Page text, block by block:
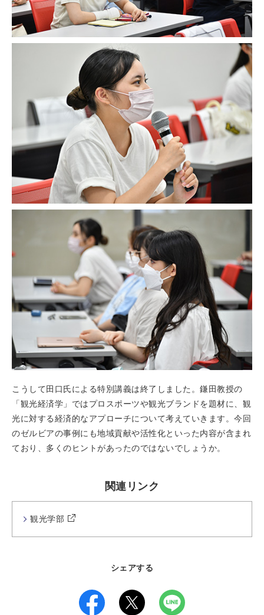
こうして田口氏による特別講義は終了しました。鎌田教授の
「観光経済学」ではプロスポーツや観光ブランドを題材に、観
光に対する経済的なアプローチについて考えていきます。今回
のゼルビアの事例にも地域貢献や活性化といった内容が含まれ
ており、多くのヒントがあったのではないでしょうか。
関連リンク
観光学部
シェアする